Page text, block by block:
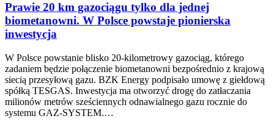
Prawie 20 km gazociągu tylko dla jednej
biometanowni. W Polsce powstaje pionierska
inwestycja
W Polsce powstanie blisko 20-kilometrowy gazociąg, którego
zadaniem będzie połączenie biometanowni bezpośrednio z krajową
siecią przesyłową gazu. BZK Energy podpisało umowę z giełdową
spółką TESGAS. Inwestycja ma otworzyć drogę do zatłaczania
milionów metrów sześciennych odnawialnego gazu rocznie do
systemu GAZ-SYSTEM.…